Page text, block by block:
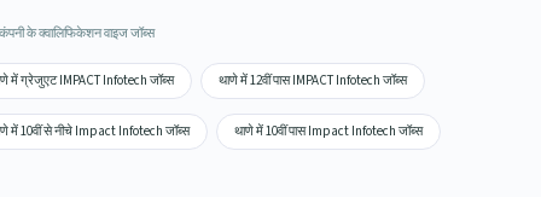
के क्वालिफिकेशन वाइज जॉब्स
में ग्रेजुएट IMPACT Infotech जॉब्स थाणे में 12वीं पास IMPACT Infotech जॉब्स
में 10वीं से नीचे Impact Infotech जॉब्स थाणे में 10वीं पास Impact Infotech जॉब्स